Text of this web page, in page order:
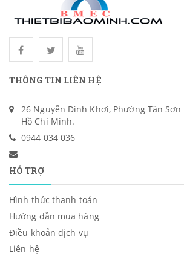
THÔNG TIN LIÊN HỆ
26 Nguyễn Đình Khơi, Phường Tân Sơn
Hồ Chí Minh.
0944 034 036
HỖ TRỢ
Hình thức thanh toán
Hướng dẫn mua hàng
Điều khoản dịch vụ
Liên hệ